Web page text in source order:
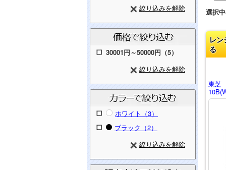
絞り込みを解除
30001円～50000円（5）
絞り込みを解除
ホワイト（3）
ブラック（2）
絞り込みを解除
選択
レン
る
東芝